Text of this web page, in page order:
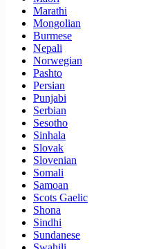
Marathi
Mongolian
Burmese
Nepali
Norwegian
Pashto
Persian
Punjabi
Serbian
Sesotho
Sinhala
Slovak
Slovenian
Somali
Samoan
Scots Gaelic
Shona
Sindhi
Sundanese